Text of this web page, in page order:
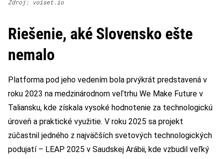
Zdroj: voiset.io
Riešenie, aké Slovensko ešte
nemalo
Platforma pod jeho vedením bola prvýkrát predstavená v
roku 2023 na medzinárodnom veľtrhu We Make Future v
Taliansku, kde získala vysoké hodnotenie za technologickú
úroveň a praktické využitie. V roku 2025 sa projekt
zúčastnil jedného z najväčších svetových technologických
podujatí – LEAP 2025 v Saudskej Arábii, kde vzbudil veľký